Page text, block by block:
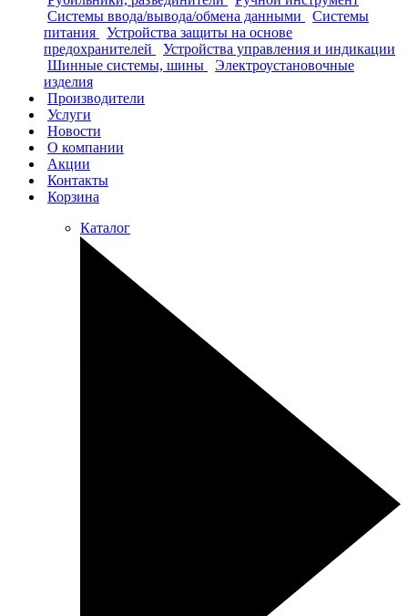
Системы ввода/вывода/обмена данными
Системы
питания
Устройства защиты на основе
предохранителей
Устройства управления и индикации
Шинные системы, шины
Электроустановочные
изделия
Производители
Услуги
Новости
О компании
Акции
Контакты
Корзина
Каталог